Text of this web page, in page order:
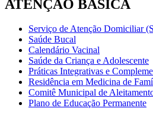
ATENÇÃO BÁSICA
Serviço de Atenção Domiciliar
Saúde Bucal
Calendário Vacinal
Saúde da Criança e Adolescente
Práticas Integrativas e
Residência em Medicina de
Comitê Municipal de
Plano de Educação Permanente